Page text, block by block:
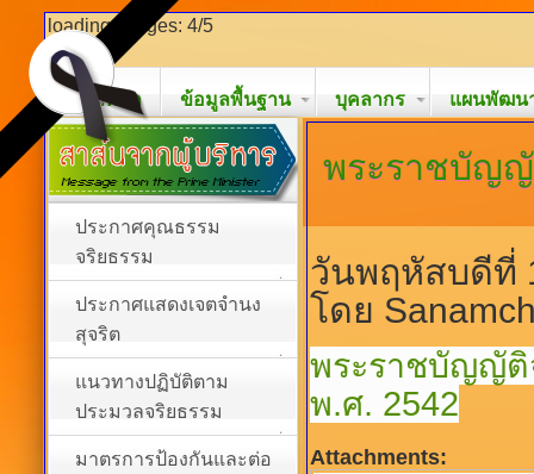
loading images: 4/5
หน้าหลัก ข้อมูลพื้นฐาน บุคลากร แผนพัฒน
พระราชบัญ
วันพฤหัสบดีที่
โดย
พระราชบัญญัติ
พ.ศ. 2542
Attachments:
ประกาศคุณธรรม
จริยธรรม
ประกาศแสดงเจตจำนง
สุจริต
แนวทางปฏิบัติตาม
ประมวลจริยธรรม
มาตรการป้องกันและต่อ